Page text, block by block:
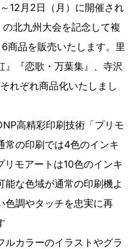
12月2日（月）に開催され
北九州大会を記念して複
商品を販売いたします。里
』『恋歌・万葉集』、寺沢
れぞれ商品化いたしまし
高精彩印刷技術「プリモ
常の印刷では4色のインキ
リモアートは10色のインキ
能な色域が通常の印刷機よ
色調やタッチを忠実に再
カラーのイラストやグラ